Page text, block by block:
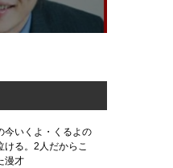
今いくよ・くるよの
ける。2人だからこ
漫才